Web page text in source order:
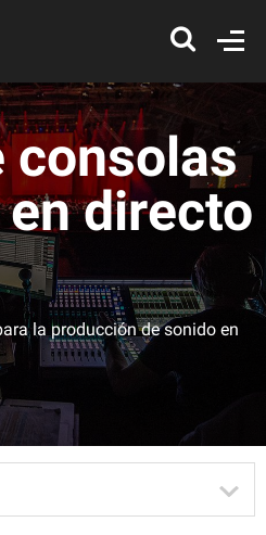
consolas
directo
la producción de sonido en